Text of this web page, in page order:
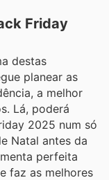
Friday
destas
planear as
a melhor
Lá, poderá
2025 num só
Natal antes da
perfeita
faz as melhores